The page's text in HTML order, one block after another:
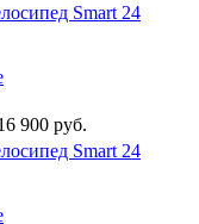
Smart 24
900 руб.
Smart 24